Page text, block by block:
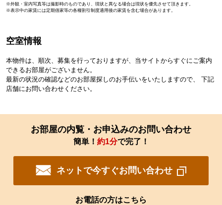
※外観・室内写真等は撮影時のものであり、現状と異なる場合は現状を優先させて頂きます。
※表示中の家賃には定期借家等の各種割引制度適用後の家賃を含む場合があります。
空室情報
本物件は、順次、募集を行っておりますが、当サイトからすぐにご案内
できるお部屋がございません。
最新の状況の確認などのお部屋探しのお手伝いをいたしますので、 下記
店舗にお問い合わせください。
お部屋の内覧・お申込みのお問い合わせ
簡単！ 約1分で完了！
ネットで今すぐお問い合わせ
お電話の方はこちら